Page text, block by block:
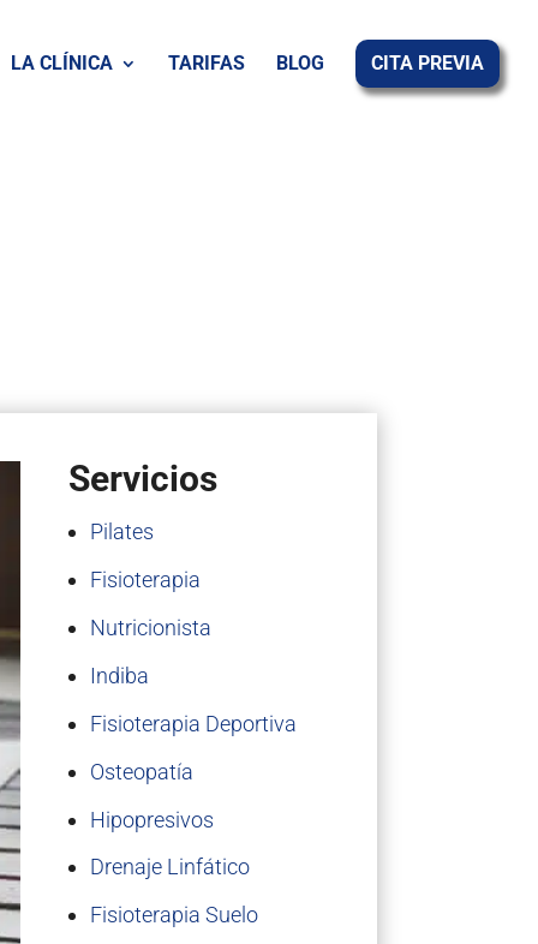
LA CLÍNICA TARIFAS BLOG CITA PREVIA
Servicios
Pilates
Fisioterapia
Nutricionista
Indiba
Fisioterapia Deportiva
Osteopatía
Hipopresivos
Drenaje Linfático
Fisioterapia Suelo